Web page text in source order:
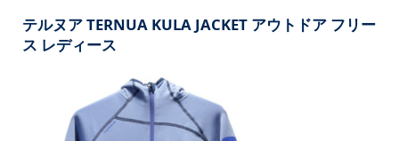
テルヌア TERNUA KULA JACKET アウトドア フリー
ス レディース